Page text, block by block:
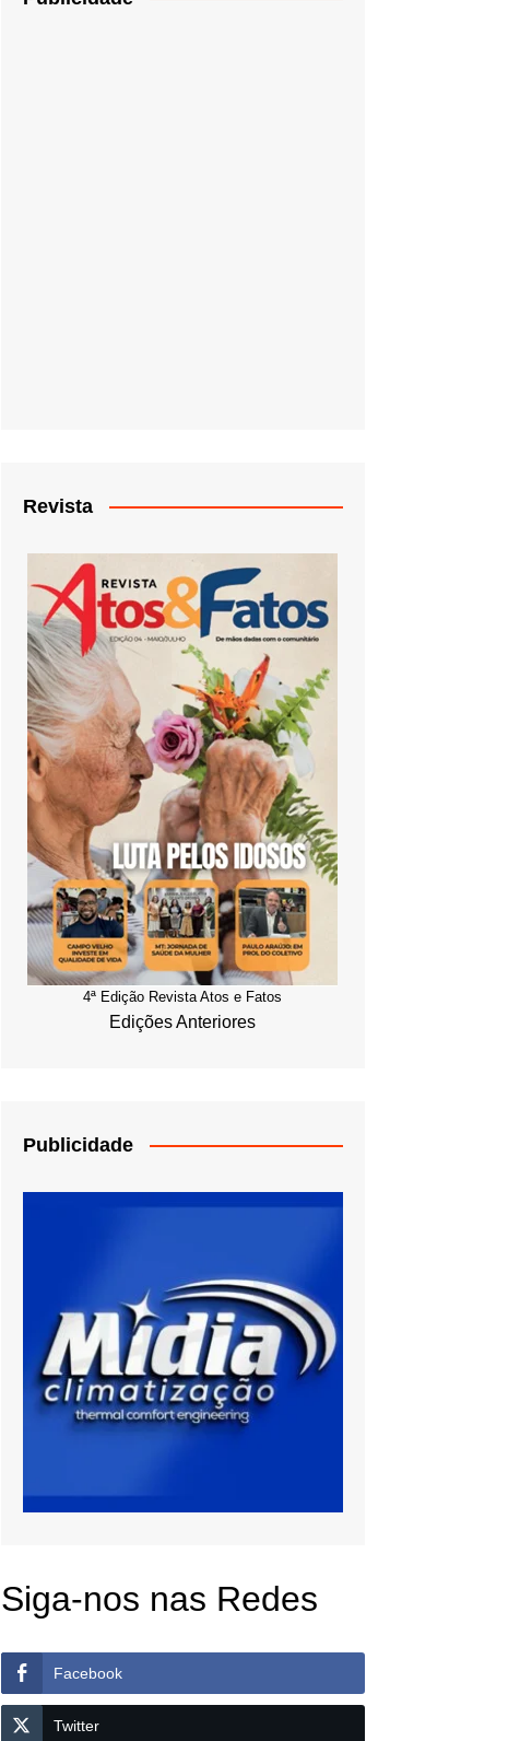
Revista
4ª Edição Revista Atos e Fatos
Edições Anteriores
Publicidade
Siga-nos nas Redes
Facebook
Twitter